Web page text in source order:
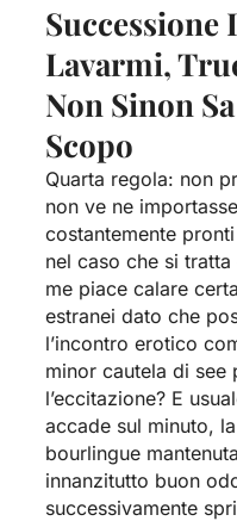
Lavarmi,
Non Sinon
Scopo
Quarta regola: non
non ve ne
costantemente
nel caso che si
me piace calare
estranei dato che
l’incontro erotico
minor cautela di see
l’eccitazione? E
accade sul minuto,
bourlingue
innanzitutto buon
successivamente